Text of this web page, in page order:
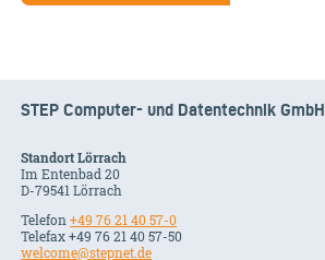
STEP Computer- und Datentechnik GmbH
Standort Lörrach
Im Entenbad 20
D-79541 Lörrach
Telefon+49 76 21 40 57-0
Telefax +49 76 21 40 57-50
welcome@stepnet.de